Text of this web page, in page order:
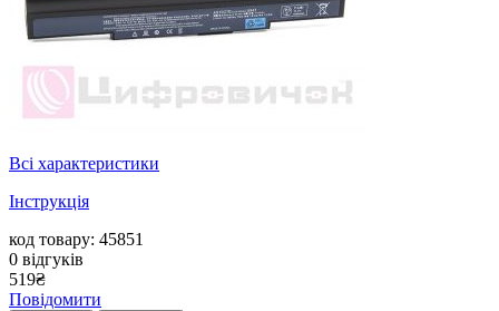
Всі характеристики
Інструкція
код товару: 45851
0 відгуків
519₴
Повідомити